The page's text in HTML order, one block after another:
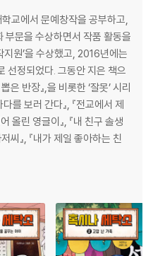
교에서 문예창작을 공부하고,
문을 수상하면서 작품 활동을
지원’을 수상했고, 2016년에는
선정되었다. 그동안 지은 책으
은 반장』,을 비롯한 ‘잘못’ 시리
를 보러 간다』, 『전교에서 제
올린 영글이』, 『내 친구 솔생
씨』, 『내가 제일 좋아하는 친